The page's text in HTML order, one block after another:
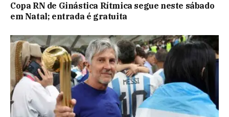
Copa RN de Ginástica Rítmica segue neste sábado
em Natal; entrada é gratuita